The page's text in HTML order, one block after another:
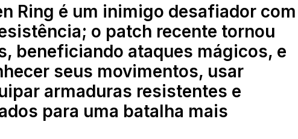
Ring é um inimigo desafiador com
o patch recente tornou
beneficiando ataques mágicos, e
seus movimentos, usar
armaduras resistentes e
para uma batalha mais